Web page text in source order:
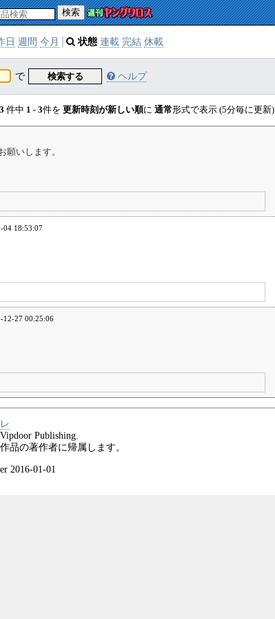
検索
日 週間 今月 状態 連載 完結 休載
で 検索する ヘルプ
3 件中 1 -3件を 更新時刻が新しい順に通常形式で表示 (5分毎に更新)
願いします。
04 18:53:07
12-27 00:25:06
Publishing.
品の著作者に帰属します。
2016-01-01